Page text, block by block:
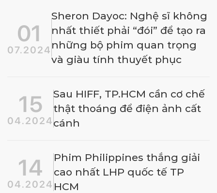
01
07.2024
Sheron Dayoc: Nghệ sĩ không
nhất thiết phải “đói” để tạo ra
những bộ phim quan trọng
và giàu tính thuyết phục
15
04.2024
Sau HIFF, TP.HCM cần cơ chế
thật thoáng để điện ảnh cất
cánh
14
04.2024
Phim Philippines thắng giải
cao nhất LHP quốc tế TP
HCM